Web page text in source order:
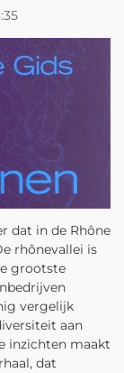
dat in de Rhône
rhônevallei is
grootste
vergelijk
aan
inzichten maakt
dat